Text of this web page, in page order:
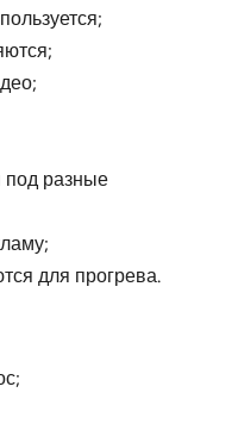
под разные
для прогрева.